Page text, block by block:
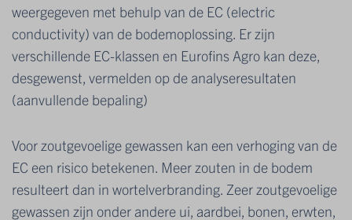
weergegeven met behulp van de EC (electric
conductivity) van de bodemoplossing. Er zijn
verschillende EC-klassen en Eurofins Agro kan deze,
desgewenst, vermelden op de analyseresultaten
(aanvullende bepaling)
Voor zoutgevoelige gewassen kan een verhoging van de
EC een risico betekenen. Meer zouten in de bodem
resulteert dan in wortelverbranding. Zeer zoutgevoelige
gewassen zijn onder andere ui, aardbei, bonen, erwten,